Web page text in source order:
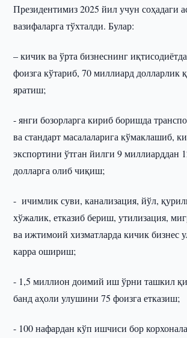
Президентимиз 2025 йил учун соҳадаги
вазифаларга тўхталди. Булар:
– кичик ва ўрта бизнеснинг
фоизга кўтариб, 70 миллиард долларлик
яратиш;
- янги бозорларга кириб боришда
ва стандарт масалаларига кўмаклашиб,
экспортини ўтган йилги 9 миллиарддан
долларга олиб чиқиш;
- ичимлик суви, канализация, йўл,
хўжалик, етказиб бериш, утилизация,
ва ижтимоий хизматларда кичик бизнес
карра ошириш;
- 1,5 миллион доимий иш ўрни ташкил
банд аҳоли улушини 75 фоизга етказиш;
- 100 нафардан кўп ишчиси бор